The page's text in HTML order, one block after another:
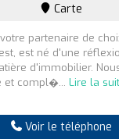
Carte
partenaire de
est né d'une
d'immobilier.
et compl�... Lire la
Voir le téléphone